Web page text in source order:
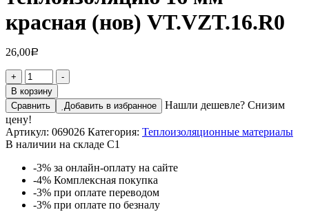
красная (нов) VT.VZT.16.R0
26,00Р
+
Количество
товара
Втулка
защитная
на
теплоизоляцию
16
мм
красная
(нов)
VT.VZT.16.R0
-
В корзину
Сравнить
Добавить в избранное
Нашли дешевле? Снизим
цену!
Артикул: 069026 Категория: Теплоизоляционные материалы
В наличии на складе С1
-3% за онлайн-оплату на сайте
-4% Комплексная покупка
-3% при оплате переводом
-3% при оплате по безналу